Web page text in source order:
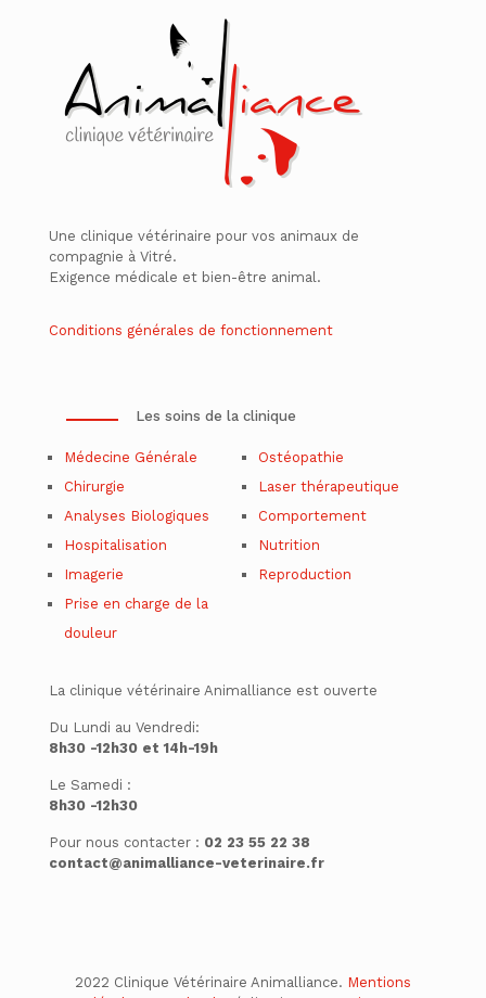
Une clinique vétérinaire pour vos animaux de
compagnie à Vitré.
Exigence médicale et bien-être animal.
Conditions générales de fonctionnement
Les soins de la clinique
Médecine Générale
Chirurgie
Analyses Biologiques
Hospitalisation
Imagerie
Prise en charge de la
douleur
Ostéopathie
Laser thérapeutique
Comportement
Nutrition
Reproduction
La clinique vétérinaire Animalliance est ouverte
Du Lundi au Vendredi:
8 h30 -12 h30 et 14 h-19 h
Le Samedi :
8 h30 -12 h30
Pour nous contacter : 02 23 55 22 38
contact@animalliance-veterinaire.fr
2022 Clinique Vétérinaire Animalliance. Mentions